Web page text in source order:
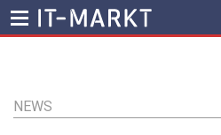
Inhalt
NEWS